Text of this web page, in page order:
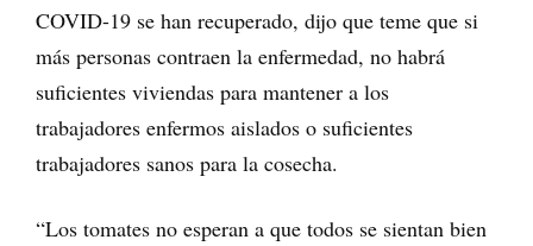
COVID-19 se han recuperado, dijo que teme que si
más personas contraen la enfermedad, no habrá
suficientes viviendas para mantener a los
trabajadores enfermos aislados o suficientes
trabajadores sanos para la cosecha.
“Los tomates no esperan a que todos se sientan bien